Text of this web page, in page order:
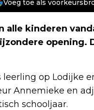
Voeg toe als
alle kinderen
opening.
op Lodijke
Annemieke en
schooljaar.